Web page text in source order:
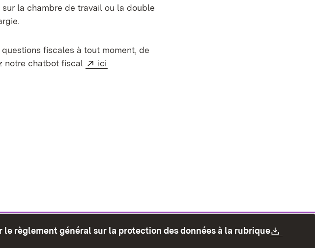
la chambre de travail ou la double
fiscales à tout moment, de
notre chatbot fiscal
Externe:
ici
règlement général sur la protection des données à la rubrique